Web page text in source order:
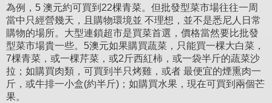
為例，5 澳元約可買到22棵青菜。但批發型菜市場往往一周
當中只經營幾天，且購物環境並 不理想，並不是悉尼人日常
購物的場所。大型連鎖超市是買菜首選，價格當然要比批發
型菜市場貴一些。5澳元如果購買蔬菜，只能買一棵大白菜，
7棵青菜，或一棵芹菜，或2斤西紅柿，或一袋半斤的蔬菜沙
拉；如購買肉類，可買到半只烤雞，或者 最便宜的煙熏肉一
斤，或牛排一小盒(約半斤)；如購買水果，現在可買到兩個芒
果。